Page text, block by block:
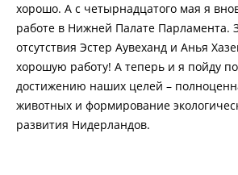
хорошо. А с четырнадцатого мая я
работе в Нижней Палате Парламента.
отсутствия Эстер Аувеханд и Анья
хорошую работу! А теперь и я пойду
достижению наших целей –
животных и формирование
развития Нидерландов.